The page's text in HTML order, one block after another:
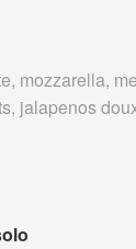
mozzarella,
jalapenos